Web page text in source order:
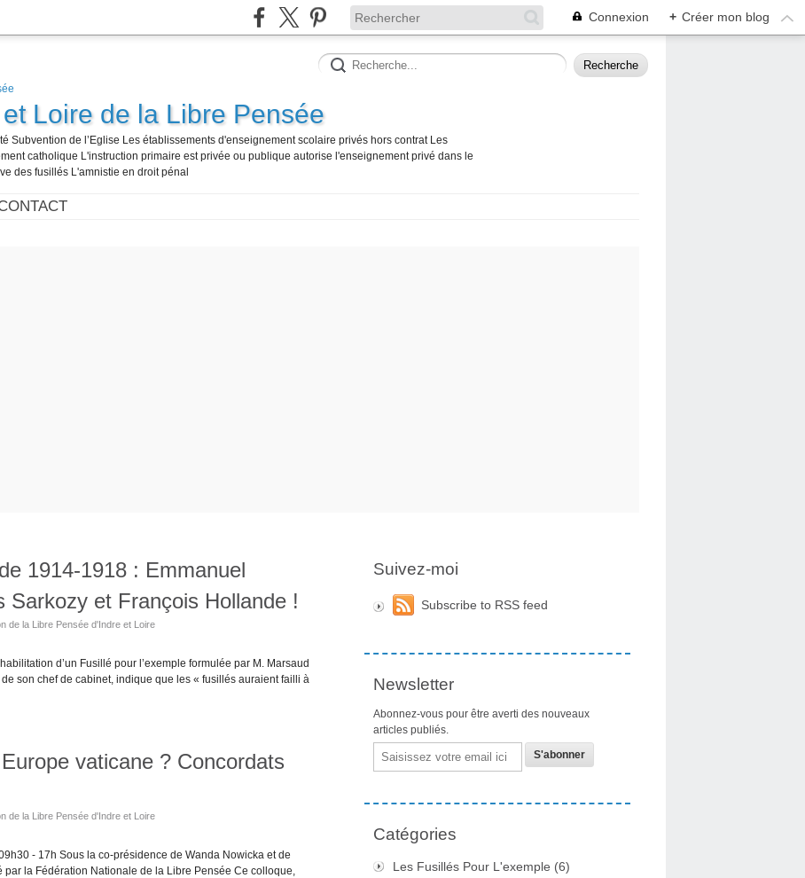
Connexion + Créer mon blog
Loire de la Libre Pensée
Subvention de l’Eglise Les établissements d'enseignement scolaire privés hors contrat Les
catholique L'instruction primaire est privée ou publique autorise l'enseignement privé dans le
des fusillés L'amnistie en droit pénal
1914-1918 : Emmanuel
Sarkozy et François Hollande !
de la Libre Pensée d'Indre et Loire
d’un Fusillé pour l’exemple formulée par M. Marsaud
son chef de cabinet, indique que les « fusillés auraient failli à
vaticane ? Concordats
de la Libre Pensée d'Indre et Loire
- 17h Sous la co-présidence de Wanda Nowicka et de
la Fédération Nationale de la Libre Pensée Ce colloque,
Suivez-moi
Subscribe to RSS feed
Newsletter
Abonnez-vous pour être averti des nouveaux
articles publiés.
Email
Catégories
Les Fusillés Pour L'exemple (6)